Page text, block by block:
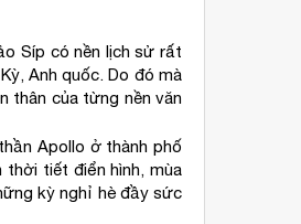
Síp có nền lịch sử rất
Anh quốc. Do đó mà
thân của từng nền văn
Apollo ở thành phố
tiết điển hình, mùa
kỳ nghỉ hè đầy sức